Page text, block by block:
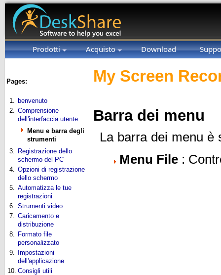
Prodotti Acquisto Download
Pages:
1. benvenuto
2. Comprensione
dell'interfaccia utente
Menu e barra degli
strumenti
3. Registrazione dello
schermo del PC
4. Opzioni di registrazione
dello schermo
5. Automatizza le tue
registrazioni
6. Strumenti video
7. Caricamento e
distribuzione
8. Formato file
personalizzato
9.
Impostazioni
dell'applicazione
10. Consigli utili
My Screen
Barra dei menu
La barra dei menu
Menu File :